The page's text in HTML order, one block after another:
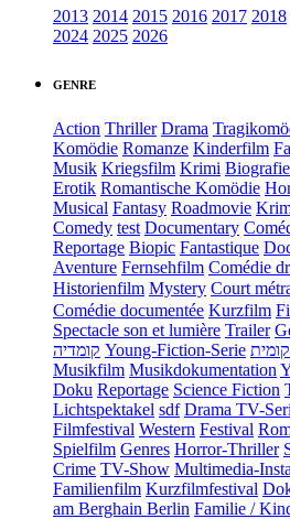
2013 2014 2015 2016 2017 2018
2024 2025 2026
GENRE
Action Thriller Drama
Komödie Romanze Kinderfilm
Musik Kriegsfilm Krimi Biografie
Erotik Romantische Komödie
Musical Fantasy Roadmovie
Comedy test Documentary
Reportage Biopic Fantastique
Aventure Fernsehfilm Comédie
Historienfilm Mystery Court
Comédie documentée Kurzfilm
Spectacle son et lumière Trailer
קומדיה Young-Fiction-Serie
Musikfilm Musikdokumentation
Doku Reportage Science Fiction
Lichtspektakel sdf Drama TV-
Filmfestival Western Festival
Spielfilm Genres Horror-Thriller
Crime TV-Show Multimedia-
Familienfilm Kurzfilmfestival
am Berghain Berlin Familie /